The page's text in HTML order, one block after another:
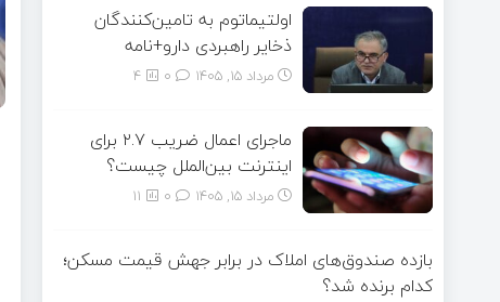
اولتیماتوم به تامین‌کنندگان
ذخایر راهبردی دارو+نامه
مرداد ۱۵, ۱۴۰۵ 4
ماجرای اعمال ضریب ۲.۷ برای
اینترنت بین‌الملل چیست؟
مرداد ۱۵, ۱۴۰۵ 11
بازده صندوق‌های املاک در برابر جهش قیمت مسکن؛
کدام برنده شد؟